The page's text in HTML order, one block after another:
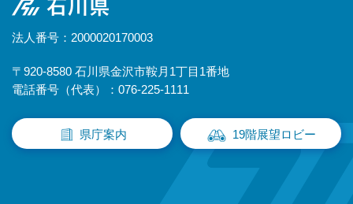
石川県
法人番号：2000020170003
〒920-8580 石川県金沢市鞍月1丁目1番地
電話番号（代表）：076-225-1111
県庁案内 19階展望ロビー